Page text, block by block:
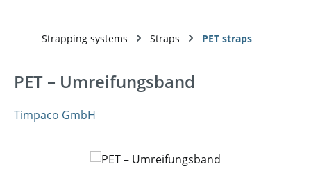
Strapping systems Straps PET straps
PET – Umreifungsband
Timpaco GmbH
Ignorer la galerie d'images